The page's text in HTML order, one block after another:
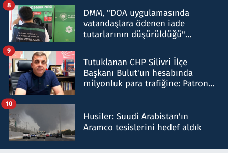
DMM, "DOA uygulamasında
vatandaşlara ödenen iade
tutarlarının düşürüldüğü"
8
Tutuklanan CHP Silivri İlçe
Başkanı Bulut'un hesabında
milyonluk para trafiğine: Patron
9
Husiler: Suudi Arabistan'ın
Aramco tesislerini hedef aldık
10